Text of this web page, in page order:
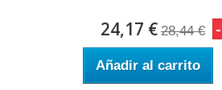
24,17 € 28,44 €
Añadir al carrito